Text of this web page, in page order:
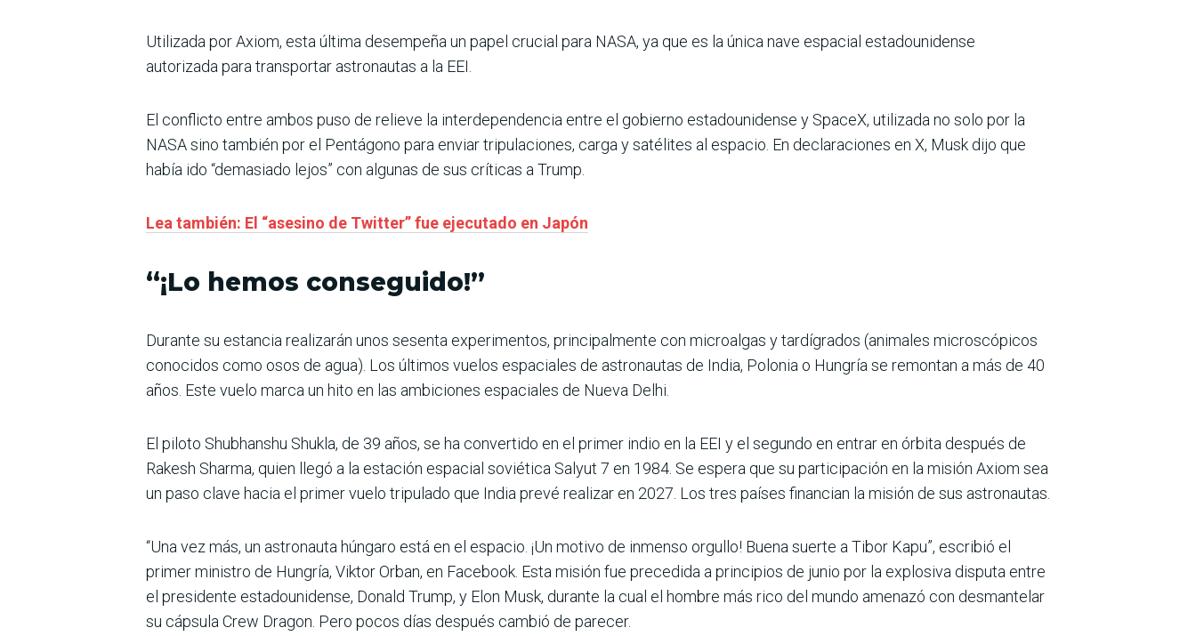
Utilizada por Axiom, esta última desempeña un papel crucial para NASA, ya que es la única nave espacial estadounidense
autorizada para transportar astronautas a la EEI.
El conflicto entre ambos puso de relieve la interdependencia entre el gobierno estadounidense y SpaceX, utilizada no solo por la
NASA sino también por el Pentágono para enviar tripulaciones, carga y satélites al espacio. En declaraciones en X, Musk dijo que
había ido “demasiado lejos” con algunas de sus críticas a Trump.
Lea también: El “asesino de Twitter” fue ejecutado en Japón
“¡Lo hemos conseguido!”
Durante su estancia realizarán unos sesenta experimentos, principalmente con microalgas y tardígrados (animales microscópicos
conocidos como osos de agua). Los últimos vuelos espaciales de astronautas de India, Polonia o Hungría se remontan a más de 40
años. Este vuelo marca un hito en las ambiciones espaciales de Nueva Delhi.
El piloto Shubhanshu Shukla, de 39 años, se ha convertido en el primer indio en la EEI y el segundo en entrar en órbita después de
Rakesh Sharma, quien llegó a la estación espacial soviética Salyut 7 en 1984. Se espera que su participación en la misión Axiom sea
un paso clave hacia el primer vuelo tripulado que India prevé realizar en 2027. Los tres países financian la misión de sus astronautas.
“Una vez más, un astronauta húngaro está en el espacio. ¡Un motivo de inmenso orgullo! Buena suerte a Tibor Kapu”, escribió el
primer ministro de Hungría, Viktor Orban, en Facebook. Esta misión fue precedida a principios de junio por la explosiva disputa entre
el presidente estadounidense, Donald Trump, y Elon Musk, durante la cual el hombre más rico del mundo amenazó con desmantelar
su cápsula Crew Dragon. Pero pocos días después cambió de parecer.